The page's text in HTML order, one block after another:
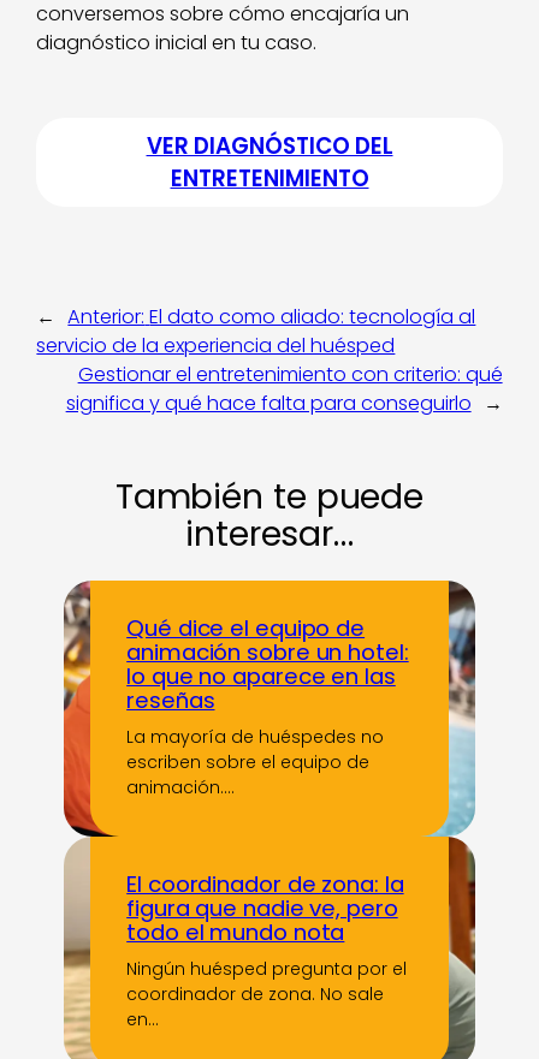
conversemos sobre cómo encajaría un
diagnóstico inicial en tu caso.
VER DIAGNÓSTICO DEL
ENTRETENIMIENTO
← Anterior: El dato como aliado: tecnología al
servicio de la experiencia del huésped
Gestionar el entretenimiento con criterio: qué
significa y qué hace falta para conseguirlo
→
También te puede
interesar…
Qué dice el equipo de
animación sobre un hotel:
lo que no aparece en las
reseñas
La mayoría de huéspedes no
escriben sobre el equipo de
animación.…
El coordinador de zona: la
figura que nadie ve, pero
todo el mundo nota
Ningún huésped pregunta por el
coordinador de zona. No sale
en…